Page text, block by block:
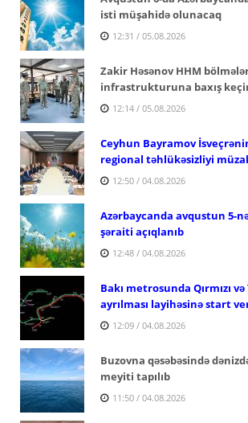
isti müşahidə olunacaq
12:31 / 05.08.2026
Zakir Həsənov HHM
infrastrukturuna baxış
12:14 / 05.08.2026
Ceyhun Bayramov
regional təhlükəsizliyi
12:50 / 04.08.2026
Azərbaycanda avqustun 5-
şəraiti açıqlanıb
12:48 / 04.08.2026
Bakı metrosunda Qırmızı
ayrılması layihəsinə start
12:09 / 04.08.2026
Buzovna qəsəbəsində
meyiti tapılıb
11:50 / 04.08.2026